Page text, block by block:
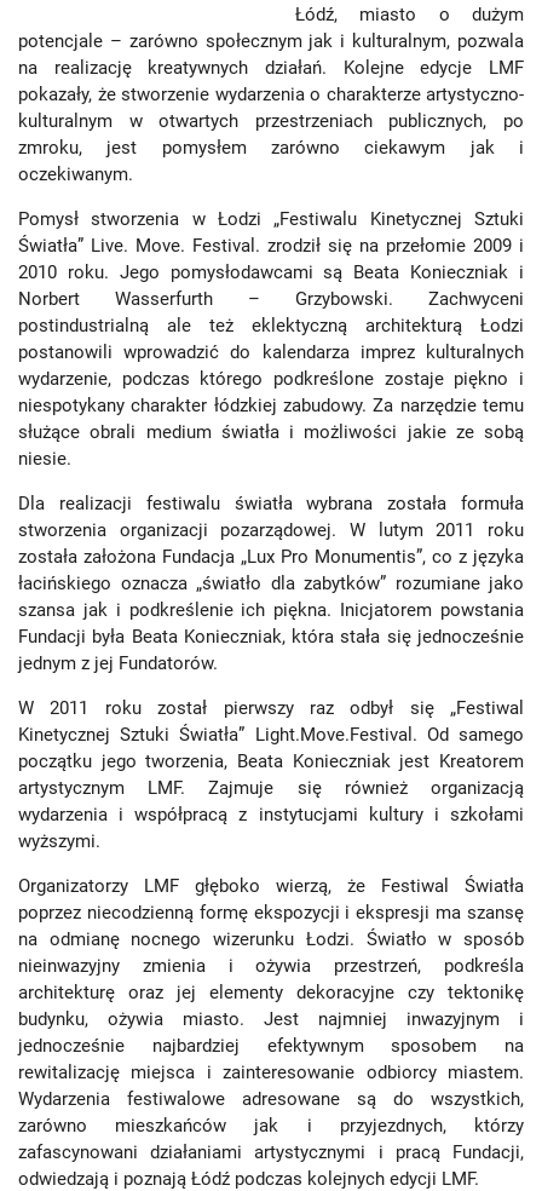
Łódź, miasto o dużym
potencjale – zarówno społecznym jak i kulturalnym, pozwala
na realizację kreatywnych działań. Kolejne edycje LMF
pokazały, że stworzenie wydarzenia o charakterze artystyczno-
kulturalnym w otwartych przestrzeniach publicznych, po
zmroku, jest pomysłem zarówno ciekawym jak i
oczekiwanym.
Pomysł stworzenia w Łodzi „Festiwalu Kinetycznej Sztuki
Światła” Live. Move. Festival. zrodził się na przełomie 2009 i
2010 roku. Jego pomysłodawcami są Beata Konieczniak i
Norbert Wasserfurth – Grzybowski. Zachwyceni
postindustrialną ale też eklektyczną architekturą Łodzi
postanowili wprowadzić do kalendarza imprez kulturalnych
wydarzenie, podczas którego podkreślone zostaje piękno i
niespotykany charakter łódzkiej zabudowy. Za narzędzie temu
służące obrali medium światła i możliwości jakie ze sobą
niesie.
Dla realizacji festiwalu światła wybrana została formuła
stworzenia organizacji pozarządowej. W lutym 2011 roku
została założona Fundacja „Lux Pro Monumentis”, co z języka
łacińskiego oznacza „światło dla zabytków” rozumiane jako
szansa jak i podkreślenie ich piękna. Inicjatorem powstania
Fundacji była Beata Konieczniak, która stała się jednocześnie
jednym z jej Fundatorów.
W 2011 roku został pierwszy raz odbył się „Festiwal
Kinetycznej Sztuki Światła” Light.Move.Festival. Od samego
początku jego tworzenia, Beata Konieczniak jest Kreatorem
artystycznym LMF. Zajmuje się również organizacją
wydarzenia i współpracą z instytucjami kultury i szkołami
wyższymi.
Organizatorzy LMF głęboko wierzą, że Festiwal Światła
poprzez niecodzienną formę ekspozycji i ekspresji ma szansę
na odmianę nocnego wizerunku Łodzi. Światło w sposób
nieinwazyjny zmienia i ożywia przestrzeń, podkreśla
architekturę oraz jej elementy dekoracyjne czy tektonikę
budynku, ożywia miasto. Jest najmniej inwazyjnym i
jednocześnie najbardziej efektywnym sposobem na
rewitalizację miejsca i zainteresowanie odbiorcy miastem.
Wydarzenia festiwalowe adresowane są do wszystkich,
zarówno mieszkańców jak i przyjezdnych, którzy
zafascynowani działaniami artystycznymi i pracą Fundacji,
odwiedzają i poznają Łódź podczas kolejnych edycji LMF.